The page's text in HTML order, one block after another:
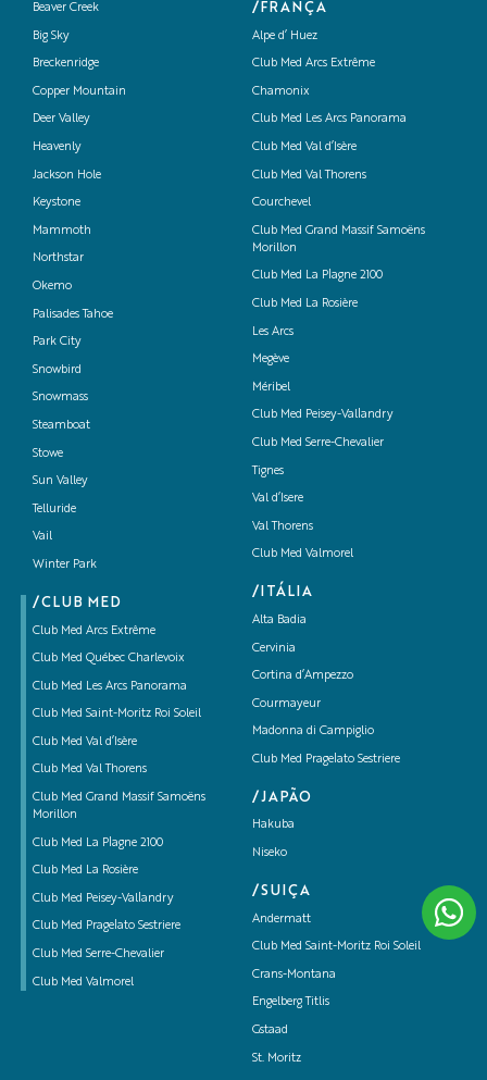
Beaver Creek
Big Sky
Breckenridge
Copper Mountain
Deer Valley
Heavenly
Jackson Hole
Keystone
Mammoth
Northstar
Okemo
Palisades Tahoe
Park City
Snowbird
Snowmass
Steamboat
Stowe
Sun Valley
Telluride
Vail
Winter Park
/CLUB MED
Club Med Arcs Extrême
Club Med Québec Charlevoix
Club Med Les Arcs Panorama
Club Med Saint-Moritz Roi Soleil
Club Med Val d’Isère
Club Med Val Thorens
Club Med Grand Massif Samoëns
Morillon
Club Med La Plagne 2100
Club Med La Rosière
Club Med Peisey-Vallandry
Club Med Pragelato Sestriere
Club Med Serre-Chevalier
Club Med Valmorel
/FRANÇA
Alpe d’ Huez
Club Med Arcs Extrême
Chamonix
Club Med Les Arcs Panorama
Club Med Val d’Isère
Club Med Val Thorens
Courchevel
Club Med Grand Massif Samoëns
Morillon
Club Med La Plagne 2100
Club Med La Rosière
Les Arcs
Megève
Méribel
Club Med Peisey-Vallandry
Club Med Serre-Chevalier
Tignes
Val d’Isere
Val Thorens
Club Med Valmorel
/ITÁLIA
Alta Badia
Cervinia
Cortina d’Ampezzo
Courmayeur
Madonna di Campiglio
Club Med Pragelato Sestriere
/JAPÃO
Hakuba
Niseko
/SUIÇA
Andermatt
Club Med Saint-Moritz Roi Soleil
Crans-Montana
Engelberg Titlis
Gstaad
St. Moritz